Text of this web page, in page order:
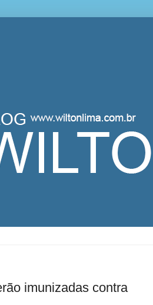
imunizadas contra